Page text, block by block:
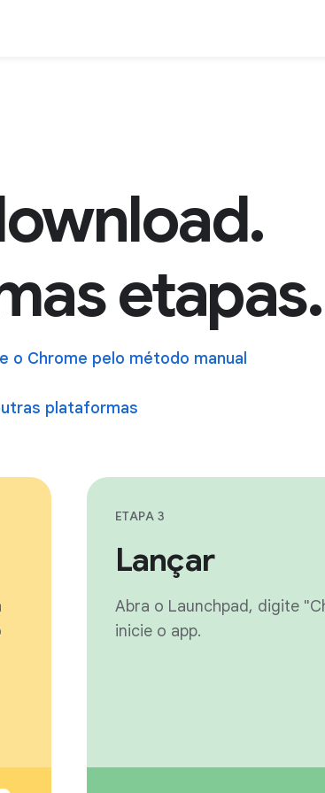
etapas.
o Chrome pelo método manual
plataformas
ETAPA 3
Lançar
Abra o Launchpad, digite
inicie o app.